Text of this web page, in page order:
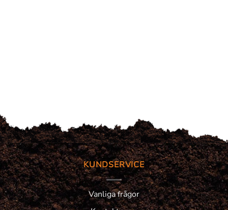
KUNDSERVICE
Vanliga frågor